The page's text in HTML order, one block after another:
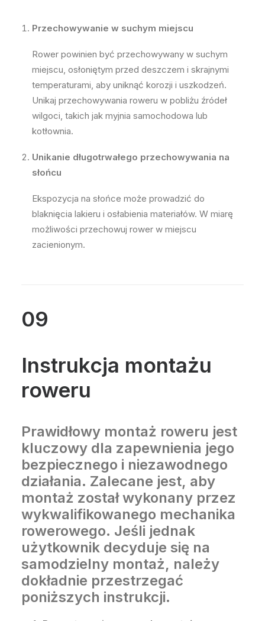
Przechowywanie w suchym miejscu
Rower powinien być przechowywany w suchym
miejscu, osłoniętym przed deszczem i skrajnymi
temperaturami, aby uniknąć korozji i uszkodzeń.
Unikaj przechowywania roweru w pobliżu źródeł
wilgoci, takich jak myjnia samochodowa lub
kotłownia.
Unikanie długotrwałego przechowywania na
słońcu
Ekspozycja na słońce może prowadzić do
blaknięcia lakieru i osłabienia materiałów. W miarę
możliwości przechowuj rower w miejscu
zacienionym.
09
Instrukcja montażu
roweru
Prawidłowy montaż roweru jest
kluczowy dla zapewnienia jego
bezpiecznego i niezawodnego
działania. Zalecane jest, aby
montaż został wykonany przez
wykwalifikowanego mechanika
rowerowego. Jeśli jednak
użytkownik decyduje się na
samodzielny montaż, należy
dokładnie przestrzegać
poniższych instrukcji.